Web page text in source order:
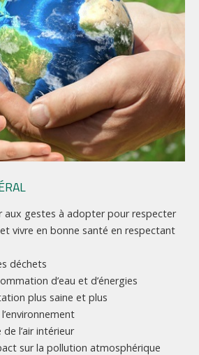
aux gestes à adopter pour respecter
vivre en bonne santé en respectant
déchets
d’eau et d’énergies
plus saine et plus
l’air intérieur
sur la pollution atmosphérique